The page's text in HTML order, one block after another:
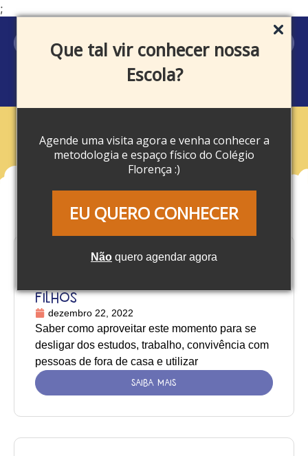
Que tal vir conhecer nossa
Escola?
Agende uma visita agora e venha conhecer a
metodologia e espaço físico do Colégio
Florença :)
EU QUERO CONHECER
Não quero agendar agora
;
MEU ACESSO
Blog
Férias escolares: Confira 10
filhos
dezembro 22, 2022
Saber como aproveitar este momento para se
desligar dos estudos, trabalho, convivência com
pessoas de fora de casa e utilizar
SAIBA MAIS